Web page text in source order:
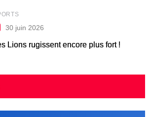
30 juin 2026
Lions rugissent encore plus fort !